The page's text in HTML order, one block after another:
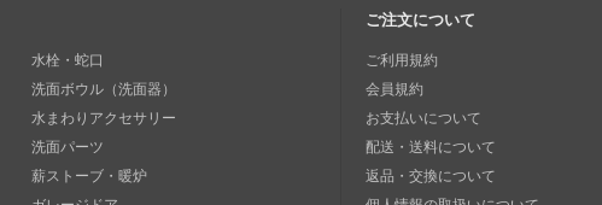
水栓・蛇口
洗面ボウル（洗面器）
水まわりアクセサリー
洗面パーツ
薪ストーブ・暖炉
ご注文について
ご利用規約
会員規約
お支払いについて
配送・送料について
返品・交換について